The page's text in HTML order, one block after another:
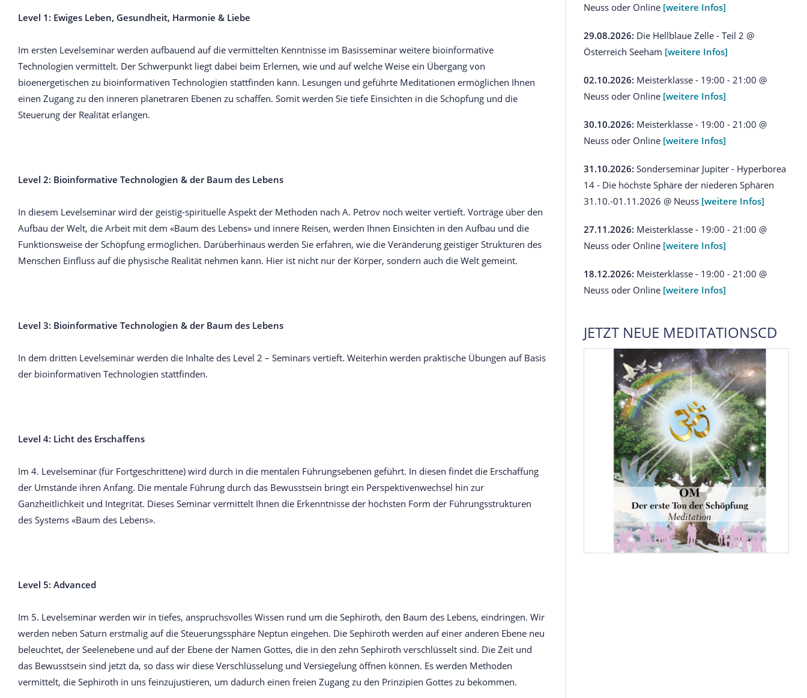
Level 1: Ewiges Leben, Gesundheit, Harmonie & Liebe
Im ersten Levelseminar werden aufbauend auf die vermittelten Kenntnisse im Basisseminar weitere bioinformative
Technologien vermittelt. Der Schwerpunkt liegt dabei beim Erlernen, wie und auf welche Weise ein Übergang von
bioenergetischen zu bioinformativen Technologien stattfinden kann. Lesungen und geführte Meditationen ermöglichen Ihnen
einen Zugang zu den inneren planetraren Ebenen zu schaffen. Somit werden Sie tiefe Einsichten in die Schöpfung und die
Steuerung der Realität erlangen.
Level 2: Bioinformative Technologien & der Baum des Lebens
In diesem Levelseminar wird der geistig-spirituelle Aspekt der Methoden nach A. Petrov noch weiter vertieft. Vorträge über den
Aufbau der Welt, die Arbeit mit dem «Baum des Lebens» und innere Reisen, werden Ihnen Einsichten in den Aufbau und die
Funktionsweise der Schöpfung ermöglichen. Darüberhinaus werden Sie erfahren, wie die Veränderung geistiger Strukturen des
Menschen Einfluss auf die physische Realität nehmen kann. Hier ist nicht nur der Körper, sondern auch die Welt gemeint.
Level 3: Bioinformative Technologien & der Baum des Lebens
In dem dritten Levelseminar werden die Inhalte des Level 2 – Seminars vertieft. Weiterhin werden praktische Übungen auf Basis
der bioinformativen Technologien stattfinden.
Level 4: Licht des Erschaffens
Im 4. Levelseminar (für Fortgeschrittene) wird durch in die mentalen Führungsebenen geführt. In diesen findet die Erschaffung
der Umstände ihren Anfang. Die mentale Führung durch das Bewusstsein bringt ein Perspektivenwechsel hin zur
Ganzheitlichkeit und Integrität. Dieses Seminar vermittelt Ihnen die Erkenntnisse der höchsten Form der Führungsstrukturen
des Systems «Baum des Lebens».
Level 5: Advanced
Im 5. Levelseminar werden wir in tiefes, anspruchsvolles Wissen rund um die Sephiroth, den Baum des Lebens, eindringen. Wir
werden neben Saturn erstmalig auf die Steuerungssphäre Neptun eingehen. Die Sephiroth werden auf einer anderen Ebene neu
beleuchtet, der Seelenebene und auf der Ebene der Namen Gottes, die in den zehn Sephiroth verschlüsselt sind. Die Zeit und
das Bewusstsein sind jetzt da, so dass wir diese Verschlüsselung und Versiegelung öffnen können. Es werden Methoden
vermittelt, die Sephiroth in uns feinzujustieren, um dadurch einen freien Zugang zu den Prinzipien Gottes zu bekommen.
Neuss oder Online [weitere Infos]
29.08.2026: Die Hellblaue Zelle - Teil 2 @
Österreich Seeham [weitere Infos]
02.10.2026: Meisterklasse - 19:00 - 21:00 @
Neuss oder Online [weitere Infos]
30.10.2026: Meisterklasse - 19:00 - 21:00 @
Neuss oder Online [weitere Infos]
31.10.2026: Sonderseminar Jupiter - Hyperborea
14 - Die höchste Sphäre der niederen Sphären
31.10.-01.11.2026 @ Neuss [weitere Infos]
27.11.2026: Meisterklasse - 19:00 - 21:00 @
Neuss oder Online [weitere Infos]
18.12.2026: Meisterklasse - 19:00 - 21:00 @
Neuss oder Online [weitere Infos]
JETZT NEUE MEDITATIONSCD